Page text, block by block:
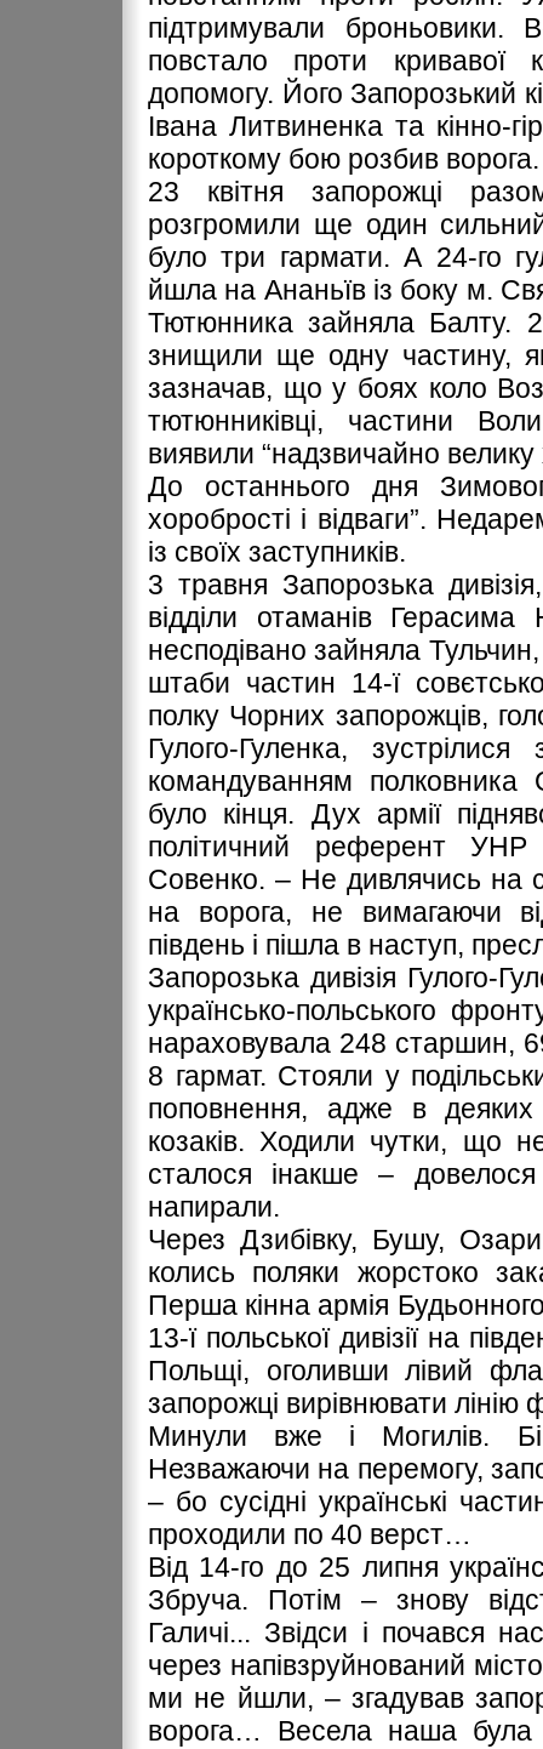
підтримували броньовики.
повстало проти
допомогу. Його Запорозький
Івана Литвиненка та кінно-
короткому бою розбив ворога.
23 квітня запорожці
розгромили ще один
було три гармати. А 24-го
йшла на Ананьїв із боку м.
Тютюнника зайняла Балту.
знищили ще одну частину,
зазначав, що у боях коло
тютюнниківці, частини
виявили “надзвичайно велику
До останнього дня
хоробрості і відваги”.
із своїх заступників.
3 травня Запорозька
відділи отаманів
несподівано зайняла
штаби частин 14-ї
полку Чорних запорожців,
Гулого-Гуленка,
командуванням полковника
було кінця. Дух армії
політичний референт УНР
Совенко. – Не дивлячись на
на ворога, не вимагаючи
південь і пішла в наступ,
Запорозька дивізія Гулого-
українсько-польського
нараховувала 248 старшин,
8 гармат. Стояли у
поповнення, адже в
козаків. Ходили чутки, що
сталося інакше –
напирали.
Через Дзибівку, Бушу,
колись поляки жорстоко
Перша кінна армія
13-ї польської дивізії на
Польщі, оголивши лівий
запорожці вирівнювати лінію
Минули вже і Могилів.
Незважаючи на перемогу,
– бо сусідні українські
проходили по 40 верст…
Від 14-го до 25 липня
Збруча. Потім – знову
Галичі... Звідси і почався
через напівзруйнований
ми не йшли, – згадував
ворога… Весела наша була